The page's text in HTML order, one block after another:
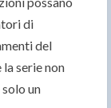
di
del
serie non
un